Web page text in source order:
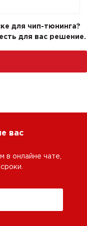
для чип-тюнинга?
для вас решение.
вас
онлайне чате,